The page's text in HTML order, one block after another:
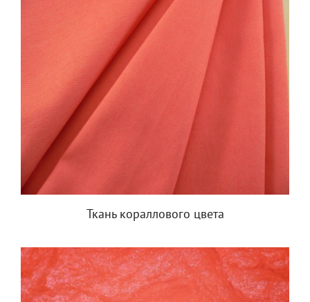
Ткань кораллового цвета